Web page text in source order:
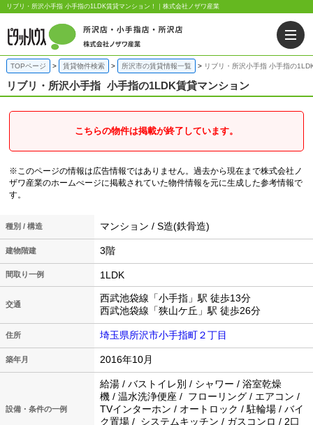
リブリ・所沢小手指 小手指の1LDK賃貸マンション！｜株式会社ノザワ産業
TOPページ 賃貸物件検索 所沢市の賃貸情報一覧 リブリ・所沢小手指 小手指の
リブリ・所沢小手指 小手指の1LDK賃貸マンション
こちらの物件は掲載が終了しています。
※このページの情報は広告情報ではありません。過去から現在まで株式会社ノ
ザワ産業のホームぺージに掲載されていた物件情報を元に生成した参考情報で
す。
種別 / 構造 マンション / S造(鉄骨造)
建物階建 3階
間取り一例 1LDK
交通
西武池袋線「小手指」駅 徒歩13分
西武池袋線「狭山ケ丘」駅 徒歩26分
住所 埼玉県所沢市小手指町２丁目
築年月 2016年10月
設備・条件の一例
給湯 / バストイレ別 / シャワー / 浴室乾燥
機 / 温水洗浄便座 / フローリング / エアコン /
TVインターホン / オートロック / 駐輪場 / バイ
ク置場 / システムキッチン / ガスコンロ / 2口